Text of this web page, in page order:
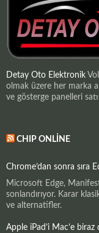
Detay Oto Elektronik
olmak üzere her marka
ve gösterge panelleri
CHIP ONLINE
Chrome’dan sonra sıra
Microsoft Edge,
sonlandırıyor. Karar
ve alternatifler.
Apple iPad’i Mac’e